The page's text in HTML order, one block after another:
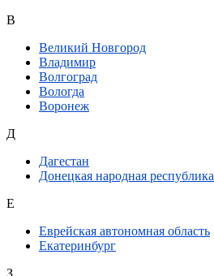
В
Великий Новгород
Владимир
Волгоград
Вологда
Воронеж
Д
Дагестан
Донецкая народная республика
Е
Еврейская автономная область
Екатеринбург